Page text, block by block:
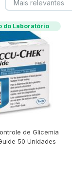
do Laboratório
de Glicemia
50 Unidades